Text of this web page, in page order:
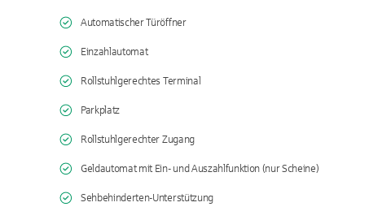
Automatischer Türöffner
Einzahlautomat
Rollstuhlgerechtes Terminal
Parkplatz
Rollstuhlgerechter Zugang
Geldautomat mit Ein- und Auszahlfunktion (nur Scheine)
Sehbehinderten-Unterstützung